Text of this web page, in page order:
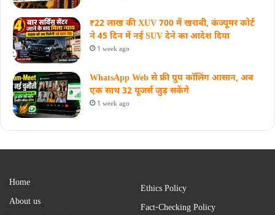
₹22 लाख की XUV 700 में खराबी, कंज्यूमर कोर्ट
ने 45 दिन में नई SUV देने का आदेश दिया
1 week ago
WhatsApp Web से फ्री ग्रुप कॉलिंग आसान, अब
एक साथ 32 यूजर्स जुड़ सकेंगे
1 week ago
Home
About us
Ethics Policy
Fact-Checking Policy